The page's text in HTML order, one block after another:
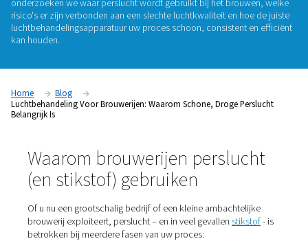
Perslucht speelt een vitale rol in moderne brouwerijen – van
verplaatsen van ingrediënten en het regelen van kleppen tot
aandrijven van verpakkingslijnen. Maar onbehandelde lucht
onderzoeken we
risico's er zijn verbonden aan een slechte luchtkwaliteit en
luchtbehandelingsapparatuur
Home
Blog
Luchtbehandeling Voor Brouwerijen: Waarom Schone, Droge
Belangrijk Is